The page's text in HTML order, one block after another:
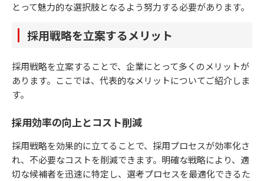
とって魅力的な選択肢となるよう努力する必要があります。
採用戦略を立案するメリット
採用戦略を立案することで、企業にとって多くのメリットが
あります。ここでは、代表的なメリットについてご紹介しま
す。
採用効率の向上とコスト削減
採用戦略を効果的に立てることで、採用プロセスが効率化さ
れ、不必要なコストを削減できます。明確な戦略により、適
切な候補者を迅速に特定し、選考プロセスを最適化できるた